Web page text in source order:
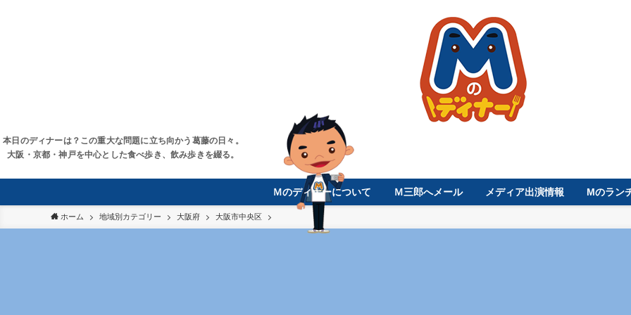
本日のディナーは？この重大な問題に立ち向かう葛藤の日々。
大阪・京都・神戸を中心とした食べ歩き、飲み歩きを綴る。
Ｍのディナーについて Ｍ三郎へメール メディア出演情報 Mのラン
ホーム 地域別カテゴリー 大阪府 大阪市中央区